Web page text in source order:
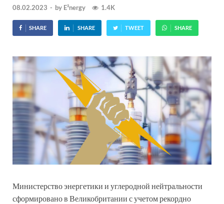
08.02.2023 - by E²nergy 1.4K
SHARE SHARE TWEET SHARE
Министерство энергетики и углеродной нейтральности
сформировано в Великобритании с учетом рекордно